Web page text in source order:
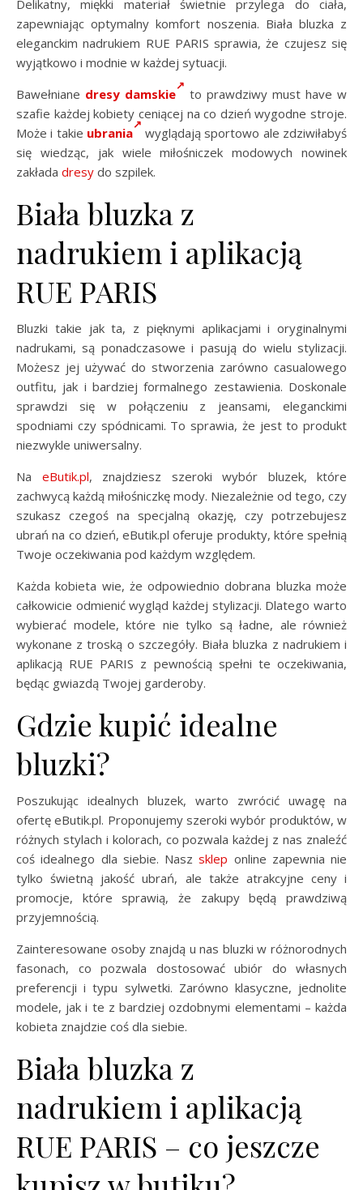
Delikatny, miękki materiał świetnie przylega do ciała,
zapewniając optymalny komfort noszenia. Biała bluzka z
eleganckim nadrukiem RUE PARIS sprawia, że czujesz się
wyjątkowo i modnie w każdej sytuacji.
Bawełniane dresy damskie
to prawdziwy must have w
szafie każdej kobiety ceniącej na co dzień wygodne stroje.
Może i takie ubrania
wyglądają sportowo ale zdziwiłabyś
się wiedząc, jak wiele miłośniczek modowych nowinek
zakłada dresy do szpilek.
Biała bluzka z
nadrukiem i aplikacją
RUE PARIS
Bluzki takie jak ta, z pięknymi aplikacjami i oryginalnymi
nadrukami, są ponadczasowe i pasują do wielu stylizacji.
Możesz jej używać do stworzenia zarówno casualowego
outfitu, jak i bardziej formalnego zestawienia. Doskonale
sprawdzi się w połączeniu z jeansami, eleganckimi
spodniami czy spódnicami. To sprawia, że jest to produkt
niezwykle uniwersalny.
Na eButik.pl, znajdziesz szeroki wybór bluzek, które
zachwycą każdą miłośniczkę mody. Niezależnie od tego, czy
szukasz czegoś na specjalną okazję, czy potrzebujesz
ubrań na co dzień, eButik.pl oferuje produkty, które spełnią
Twoje oczekiwania pod każdym względem.
Każda kobieta wie, że odpowiednio dobrana bluzka może
całkowicie odmienić wygląd każdej stylizacji. Dlatego warto
wybierać modele, które nie tylko są ładne, ale również
wykonane z troską o szczegóły. Biała bluzka z nadrukiem i
aplikacją RUE PARIS z pewnością spełni te oczekiwania,
będąc gwiazdą Twojej garderoby.
Gdzie kupić idealne
bluzki?
Poszukując idealnych bluzek, warto zwrócić uwagę na
ofertę eButik.pl. Proponujemy szeroki wybór produktów, w
różnych stylach i kolorach, co pozwala każdej z nas znaleźć
coś idealnego dla siebie. Naszsklep online zapewnia nie
tylko świetną jakość ubrań, ale także atrakcyjne ceny i
promocje, które sprawią, że zakupy będą prawdziwą
przyjemnością.
Zainteresowane osoby znajdą u nas bluzki w różnorodnych
fasonach, co pozwala dostosować ubiór do własnych
preferencji i typu sylwetki. Zarówno klasyczne, jednolite
modele, jak i te z bardziej ozdobnymi elementami – każda
kobieta znajdzie coś dla siebie.
Biała bluzka z
nadrukiem i aplikacją
RUE PARIS – co jeszcze